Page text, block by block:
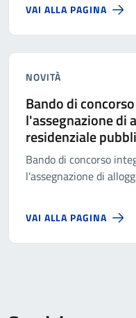
VAI ALLA PAGINA
NOVITÀ
Bando di
l'assegnazione di
residenziale
Bando di concorso
l'assegnazione di
VAI ALLA PAGINA